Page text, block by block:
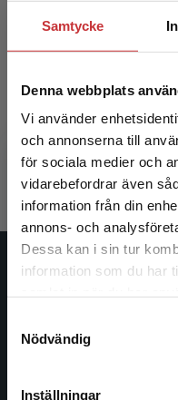
Samtycke
Denna webbplats
Vi använder
och annonserna till
för sociala medier och
vidarebefordrar även
information från din
annons- och
Dessa kan i sin tur
information som du har
Nödvändig
Inställningar
Det verkar som att
studentlitteratur.se
Vi erbjuder inte
att kunna slutföra ett
Om
Andersson, Per
323 krinkl. moms
Exkl. moms: 305
Studentlitteratur
ledande
informationstjänster i